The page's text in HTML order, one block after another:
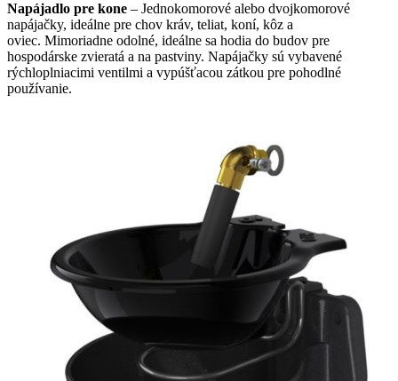
Napájadlo pre kone – Jednokomorové alebo dvojkomorové
napájačky, ideálne pre chov kráv, teliat, koní, kôz a
oviec. Mimoriadne odolné, ideálne sa hodia do budov pre
hospodárske zvieratá a na pastviny. Napájačky sú vybavené
rýchloplniacimi ventilmi a vypúšťacou zátkou pre pohodlné
používanie.